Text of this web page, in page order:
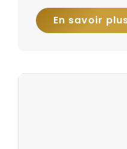
En savoir